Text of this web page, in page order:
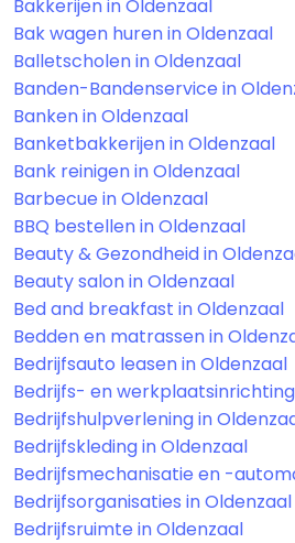
Bakkerijen in Oldenzaal
Bak wagen huren in Oldenzaal
Balletscholen in Oldenzaal
Banden-Bandenservice in
Banken in Oldenzaal
Banketbakkerijen in Oldenzaal
Bank reinigen in Oldenzaal
Barbecue in Oldenzaal
BBQ bestellen in Oldenzaal
Beauty & Gezondheid in
Beauty salon in Oldenzaal
Bed and breakfast in Oldenzaal
Bedden en matrassen in
Bedrijfsauto leasen in Oldenzaal
Bedrijfs- en
Bedrijfshulpverlening in
Bedrijfskleding in Oldenzaal
Bedrijfsmechanisatie en -
Bedrijfsorganisaties in Oldenzaal
Bedrijfsruimte in Oldenzaal